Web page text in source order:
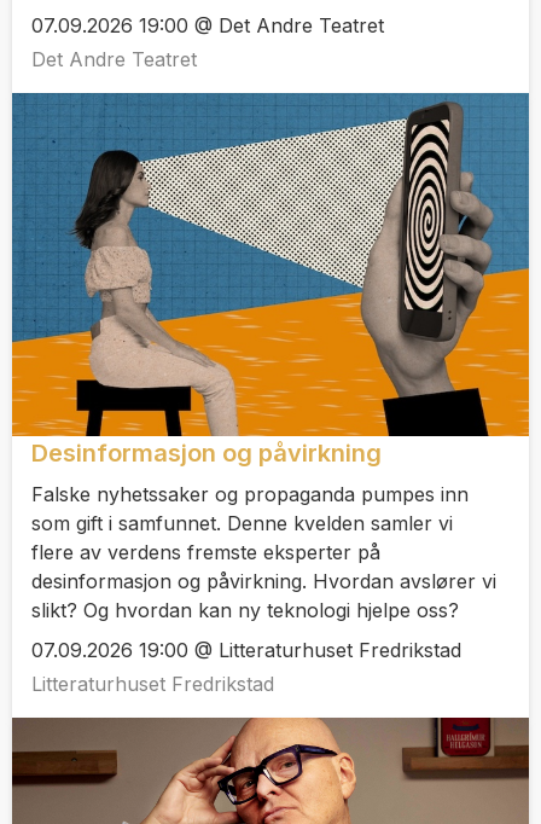
07.09.2026 19:00 @ Det Andre Teatret
Det Andre Teatret
Desinformasjon og påvirkning
Falske nyhetssaker og propaganda pumpes inn
som gift i samfunnet. Denne kvelden samler vi
flere av verdens fremste eksperter på
desinformasjon og påvirkning. Hvordan avslører vi
slikt? Og hvordan kan ny teknologi hjelpe oss?
07.09.2026 19:00 @ Litteraturhuset Fredrikstad
Litteraturhuset Fredrikstad